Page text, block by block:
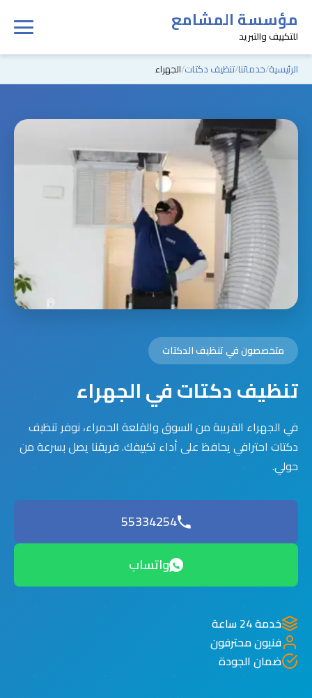
مؤسسة المشامع
للتكييف والتبريد
الرئيسية خدماتنا تنظيف دكتات الجهراء
متخصصون في تنظيف الدكتات
تنظيف دكتات في الجهراء
في الجهراء القريبة من السوق والقلعة الحمراء، نوفر تنظيف
دكتات احترافي يحافظ على أداء تكييفك. فريقنا يصل بسرعة من
حولي.
55334254
واتساب
خدمة 24 ساعة
فنيون محترفون
ضمان الجودة